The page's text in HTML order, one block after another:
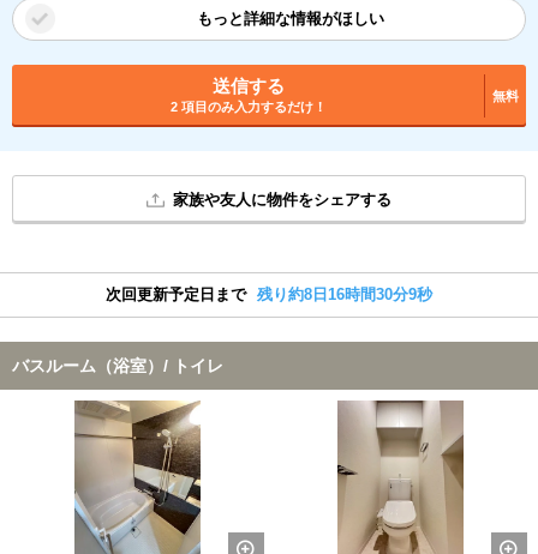
もっと詳細な情報がほしい
送信する
2 項目のみ入力するだけ！
無料
家族や友人に物件をシェアする
次回更新予定日まで 残り約8日16時間30分8秒
バスルーム（浴室）/ トイレ